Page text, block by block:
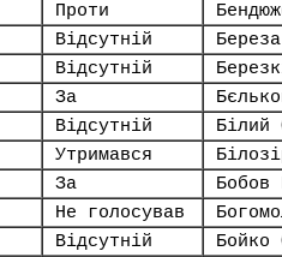
Проти
Відсутній
Відсутній
За
Відсутній
Утримався
За
Не голосував
Відсутній